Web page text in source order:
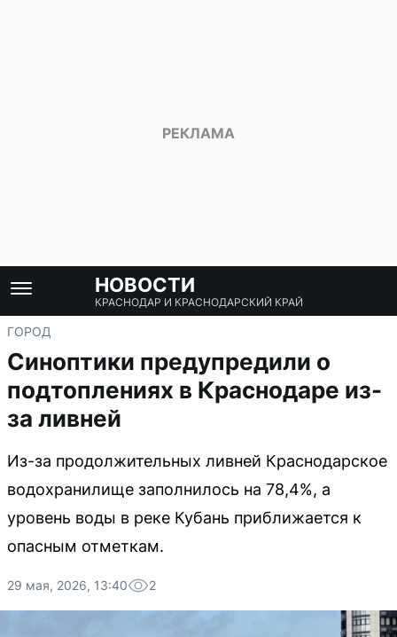
НОВОСТИ
КРАСНОДАР И КРАСНОДАРСКИЙ КРАЙ
ГОРОД
Синоптики предупредили о
подтоплениях в Краснодаре из-
за ливней
Из-за продолжительных ливней Краснодарское
водохранилище заполнилось на 78,4%, а
уровень воды в реке Кубань приближается к
опасным отметкам.
29 мая, 2026, 13:40 2